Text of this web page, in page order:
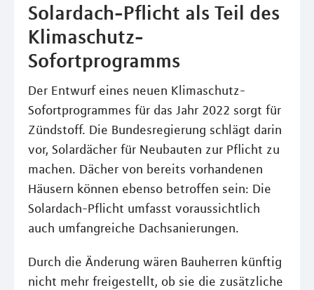
Solardach-Pflicht als Teil des
Klimaschutz-
Sofortprogramms
Der Entwurf eines neuen Klimaschutz-
Sofortprogrammes für das Jahr 2022 sorgt für
Zündstoff. Die Bundesregierung schlägt darin
vor, Solardächer für Neubauten zur Pflicht zu
machen. Dächer von bereits vorhandenen
Häusern können ebenso betroffen sein: Die
Solardach-Pflicht umfasst voraussichtlich
auch umfangreiche Dachsanierungen.
Durch die Änderung wären Bauherren künftig
nicht mehr freigestellt, ob sie die zusätzliche